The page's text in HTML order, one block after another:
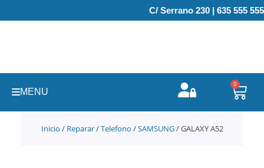
al
C/ Serrano 230 | 635 555 555
MENU
0
Inicio / Reparar/Telefono /SAMSUNG/ GALAXY A52